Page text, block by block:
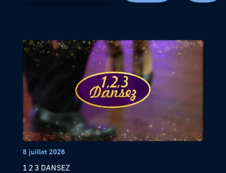
8 juillet 2026
1 2 3 DANSEZ